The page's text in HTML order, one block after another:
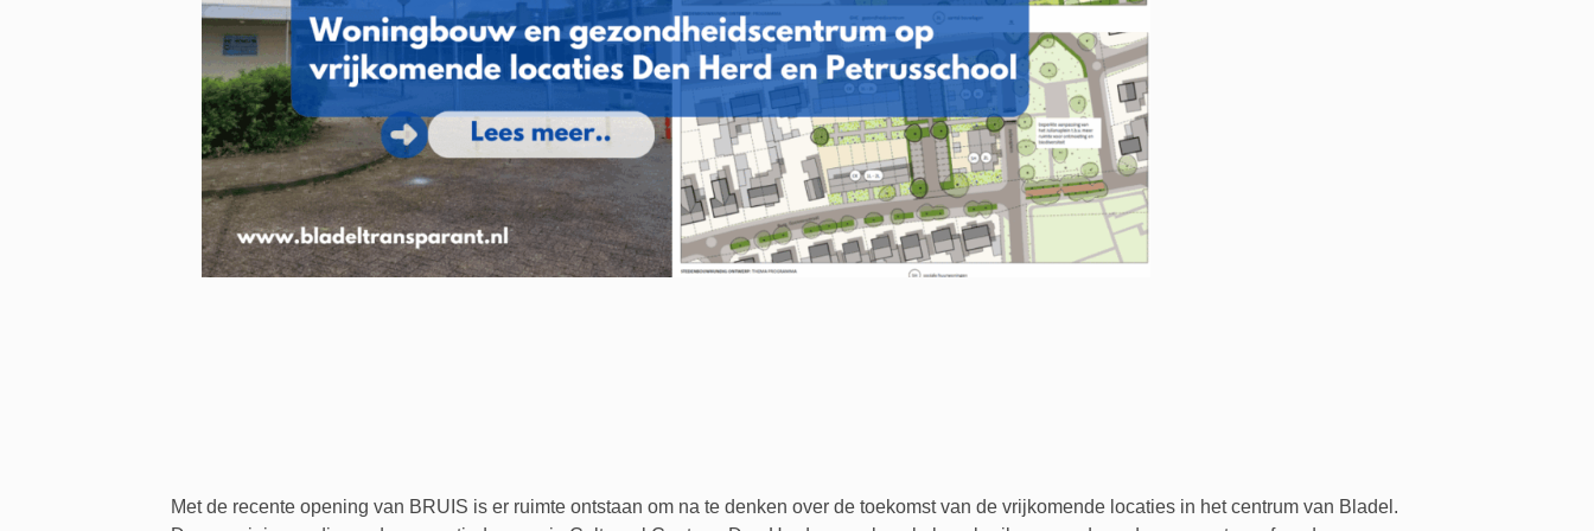
Met de recente opening van BRUIS is er ruimte ontstaan om na te denken over de toekomst van de vrijkomende locaties in het centrum van Bladel.